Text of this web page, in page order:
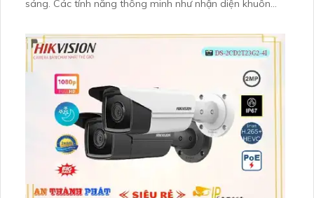
sáng. Các tính năng thông minh như nhận diện khuôn
thẻ Micro SD 512GB mang lại sự tiện lợi tối đa được bảo
vệ với chuẩn IP67, IK10 và hỗ trợ PoE, camera đảm bảo
hoạt động ổn định